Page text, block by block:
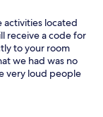
activities located
receive a code for
to your room
we had was no
very loud people
and Clank.)
even at 2:00